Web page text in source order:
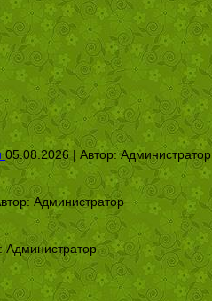
05.08.2026 | Автор:Администратор
Администратор
Администратор